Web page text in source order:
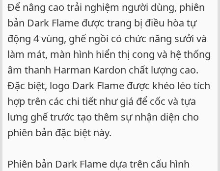
Để nâng cao trải nghiệm người dùng, phiên
bản Dark Flame được trang bị điều hòa tự
động 4 vùng, ghế ngồi có chức năng sưởi và
làm mát, màn hình hiển thị cong và hệ thống
âm thanh Harman Kardon chất lượng cao.
Đặc biệt, logo Dark Flame được khéo léo tích
hợp trên các chi tiết như giá để cốc và tựa
lưng ghế trước tạo thêm sự nhận diện cho
phiên bản đặc biệt này.
Phiên bản Dark Flame dựa trên cấu hình